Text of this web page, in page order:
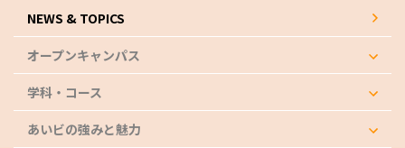
NEWS & TOPICS
オープンキャンパス
学科・コース
あいビの強みと魅力